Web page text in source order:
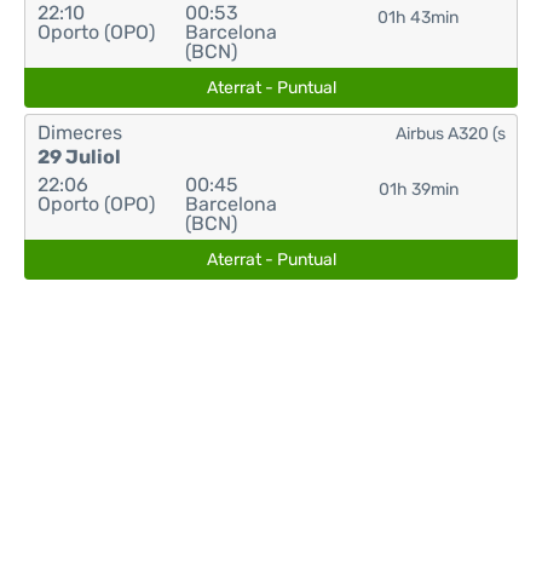
22:10
Oporto (OPO)
00:53
Barcelona
(BCN)
01h 43min
Aterrat - Puntual
Dimecres
29 Juliol
22:06
Oporto (OPO)
00:45
Barcelona
(BCN)
01h 39min
Airbus A320 (s
Aterrat - Puntual